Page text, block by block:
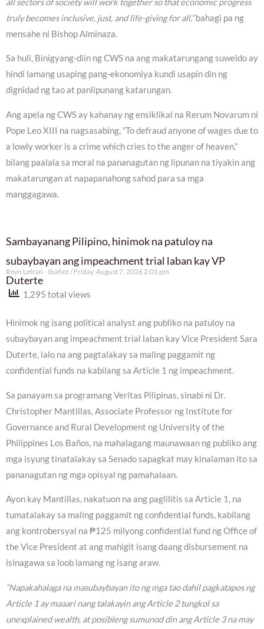
truly becomes inclusive, just, and life-giving for all,”bahagi pa ng
mensahe ni Bishop Alminaza.
Sa huli, Binigyang-diin ng CWS na ang makatarungang suweldo ay
hindi lamang usaping pang-ekonomiya kundi usapin din ng
dignidad ng tao at panlipunang katarungan.
Ang apela ng CWS ay kahanay ng ensiklikal na Rerum Novarum ni
Pope Leo XIII na nagsasabing, “To defraud anyone of wages due to
a lowly worker is a crime which cries to the anger of heaven,”
bilang paalala sa moral na pananagutan ng lipunan na tiyakin ang
makatarungan at napapanahong sahod para sa mga
manggagawa.
Sambayanang Pilipino, hinimok na patuloy na
subaybayan ang impeachment trial laban kay VP
Duterte
Reyn Letran - Ibañez Friday, August 7, 2026 2:01 pm
1,295 total views
Hinimok ng isang political analyst ang publiko na patuloy na
subaybayan ang impeachment trial laban kay Vice President Sara
Duterte, lalo na ang pagtalakay sa maling paggamit ng
confidential funds na kabilang sa Article 1 ng impeachment.
Sa panayam sa programang Veritas Pilipinas, sinabi ni Dr.
Christopher Mantillas, Associate Professor ng Institute for
Governance and Rural Development ng University of the
Philippines Los Baños, na mahalagang maunawaan ng publiko ang
mga isyung tinatalakay sa Senado sapagkat may kinalaman ito sa
pananagutan ng mga opisyal ng pamahalaan.
Ayon kay Mantillas, nakatuon na ang paglilitis sa Article 1, na
tumatalakay sa maling paggamit ng confidential funds, kabilang
ang kontrobersyal na ₱125 milyong confidential fund ng Office of
the Vice President at ang mahigit isang daang disbursement na
isinagawa sa loob lamang ng isang araw.
“Napakahalaga na masubaybayan ito ng mga tao dahil pagkatapos ng
Article 1 ay maaari nang talakayin ang Article 2 tungkol sa
unexplained wealth, at posibleng sumunod din ang Article 3 na may